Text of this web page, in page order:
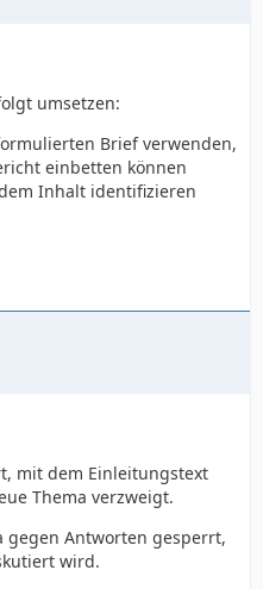
umsetzen:
Brief verwenden,
einbetten können
Inhalt identifizieren
mit dem Einleitungstext
Thema verzweigt.
gegen Antworten gesperrt,
wird.